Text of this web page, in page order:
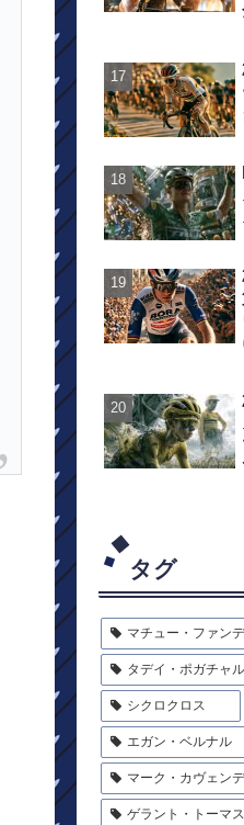
タグ
マチュー・ファン
タデイ・ポガチャル
シクロクロス
エガン・ベルナル
マーク・カヴェン
ゲラント・トーマス